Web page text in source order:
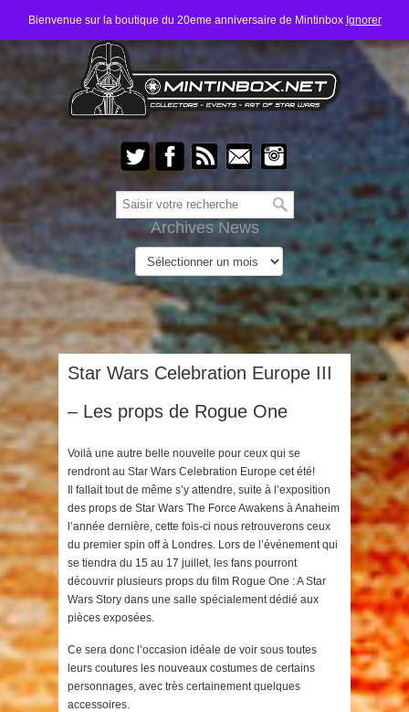
Bienvenue sur la boutique du 20eme anniversaire de Mintinbox Ignorer
Archives News
Star Wars Celebration Europe III
– Les props de Rogue One
Voilà une autre belle nouvelle pour ceux qui se
rendront au Star Wars Celebration Europe cet été!
Il fallait tout de même s’y attendre, suite à l’exposition
des props de Star Wars The Force Awakens à Anaheim
l’année dernière, cette fois-ci nous retrouverons ceux
du premier spin off à Londres. Lors de l’événement qui
se tiendra du 15 au 17 juillet, les fans pourront
découvrir plusieurs props du film Rogue One : A Star
Wars Story dans une salle spécialement dédié aux
pièces exposées.
Ce sera donc l’occasion idéale de voir sous toutes
leurs coutures les nouveaux costumes de certains
personnages, avec très certainement quelques
accessoires.